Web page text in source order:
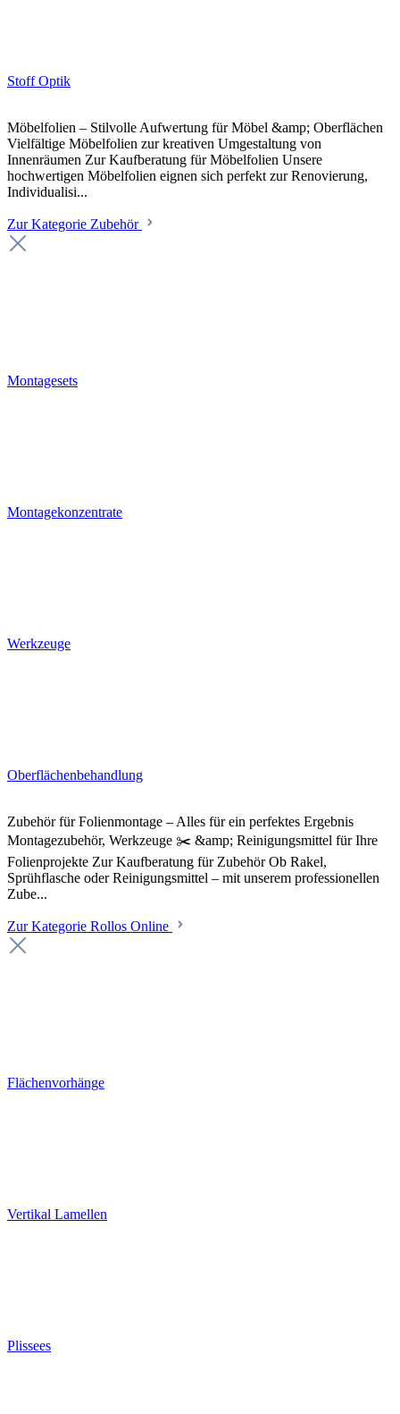
Stoff Optik
Möbelfolien – Stilvolle Aufwertung für Möbel &amp; Oberflächen
Vielfältige Möbelfolien zur kreativen Umgestaltung von
Innenräumen Zur Kaufberatung für Möbelfolien Unsere
hochwertigen Möbelfolien eignen sich perfekt zur Renovierung,
Individualisi...
Zur Kategorie Zubehör
Montagesets
Montagekonzentrate
Werkzeuge
Oberflächenbehandlung
Zubehör für Folienmontage – Alles für ein perfektes Ergebnis
Montagezubehör, Werkzeuge ✂️ &amp; Reinigungsmittel für Ihre
Folienprojekte Zur Kaufberatung für Zubehör Ob Rakel,
Sprühflasche oder Reinigungsmittel – mit unserem professionellen
Zube...
Zur Kategorie Rollos Online
Flächenvorhänge
Vertikal Lamellen
Plissees